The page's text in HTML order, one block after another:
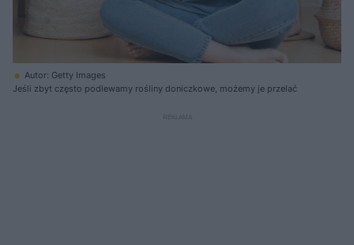
Autor: Getty Images
Jeśli zbyt często podlewamy rośliny doniczkowe, możemy je przelać